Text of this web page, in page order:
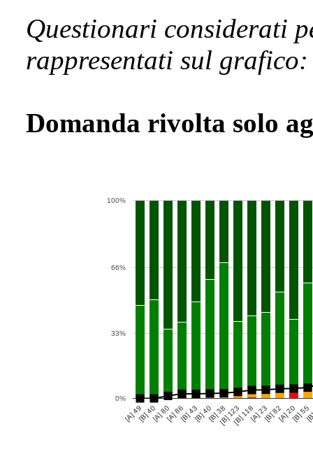
Questionari considerati
rappresentati sul
Domanda rivolta solo
[A] 49[B] 40[A] 80[A] 86[B] 43[B] 40[B] 38[B] 123[B] 118[A] 23[B] 82[A] 20[B] 55
0%
33%
66%
100%